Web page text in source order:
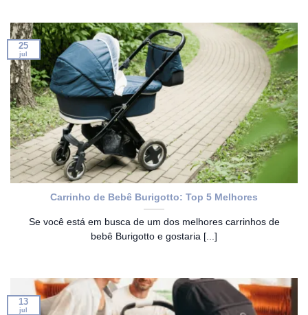
Carrinho de Bebê Burigotto: Top 5 Melhores
Se você está em busca de um dos melhores carrinhos de
bebê Burigotto e gostaria [...]
25
jul
13
jul